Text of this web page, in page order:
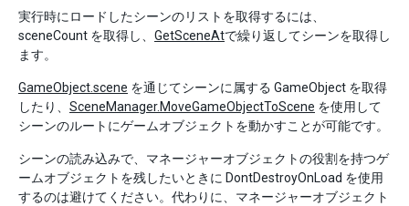
実行時にロードしたシーンのリストを取得するには、
sceneCount を取得し、 GetSceneAtで繰り返してシーンを取得し
ます。
GameObject.scene を通じてシーンに属する GameObject を取得
したり、 SceneManager.MoveGameObjectToScene を使用して
シーンのルートにゲームオブジェクトを動かすことが可能です。
シーンの読み込みで、マネージャーオブジェクトの役割を持つゲ
ームオブジェクトを残したいときに DontDestroyOnLoad を使用
するのは避けてください。代わりに、マネージャーオブジェクト